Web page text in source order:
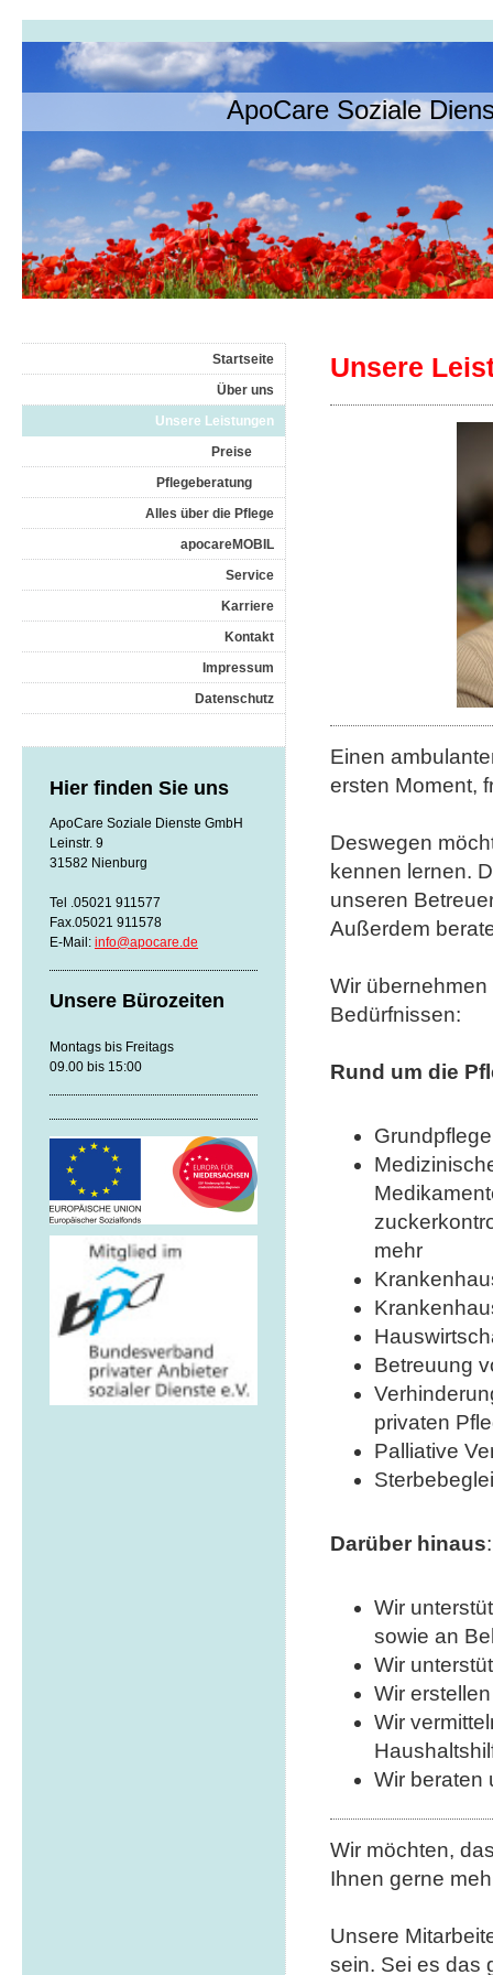
ApoCare Soziale
Unsere
Einen
ersten Moment,
Deswegen
kennen lernen.
unseren
Außerdem
Wir
Bedürfnissen:
Rund um die
mehr
Betreuung
privaten
Palliative
Darüber hinaus:
Wir
sowie an
Wir
Wir
Wir
Wir beraten
Wir möchten,
Ihnen gerne
Unsere
sein. Sei es das
Startseite
Über uns
Unsere Leistungen
Preise
Pflegeberatung
Alles über die Pflege
apocareMOBIL
Service
Karriere
Kontakt
Impressum
Datenschutz
Hier finden Sie uns
ApoCare Soziale Dienste GmbH
Leinstr. 9
31582 Nienburg
Tel .05021 911577
Fax.05021 911578
E-Mail: info@apocare.de
Unsere Bürozeiten
Montags bis Freitags
09.00 bis 15:00